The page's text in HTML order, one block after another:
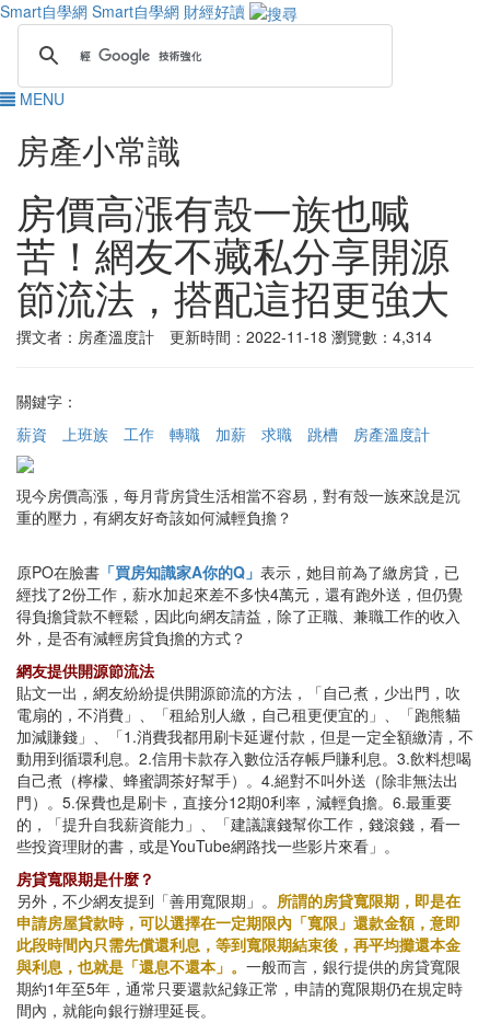
Smart自學網 Smart自學網 財經好讀
MENU
房產小常識
房價高漲有殼一族也喊
苦！網友不藏私分享開源
節流法，搭配這招更強大
撰文者：房產溫度計 更新時間：2022-11-18 瀏覽數：4,314
關鍵字：
薪資
上班族 工作 轉職 加薪 求職 跳槽 房產溫度計
現今房價高漲，每月背房貸生活相當不容易，對有殼一族來說是沉
重的壓力，有網友好奇該如何減輕負擔？
原PO在臉書 「買房知識家A你的Q」 表示，她目前為了繳房貸，已
經找了2份工作，薪水加起來差不多快4萬元，還有跑外送，但仍覺
得負擔貸款不輕鬆，因此向網友請益，除了正職、兼職工作的收入
外，是否有減輕房貸負擔的方式？
網友提供開源節流法
貼文一出，網友紛紛提供開源節流的方法，「自己煮，少出門，吹
電扇的，不消費」、「租給別人繳，自己租更便宜的」、「跑熊貓
加減賺錢」、「1.消費我都用刷卡延遲付款，但是一定全額繳清，不
動用到循環利息。2.信用卡款存入數位活存帳戶賺利息。3.飲料想喝
自己煮（檸檬、蜂蜜調茶好幫手）。4.絕對不叫外送（除非無法出
門）。5.保費也是刷卡，直接分12期0利率，減輕負擔。6.最重要
的，「提升自我薪資能力」、「建議讓錢幫你工作，錢滾錢，看一
些投資理財的書，或是YouTube網路找一些影片來看」。
房貸寬限期是什麼？
另外，不少網友提到「善用寬限期」。 所謂的房貸寬限期，即是在
申請房屋貸款時，可以選擇在一定期限內「寬限」還款金額，意即
此段時間內只需先償還利息，等到寬限期結束後，再平均攤還本金
與利息，也就是「還息不還本」。 一般而言，銀行提供的房貸寬限
期約1年至5年，通常只要還款紀錄正常，申請的寬限期仍在規定時
間內，就能向銀行辦理延長。